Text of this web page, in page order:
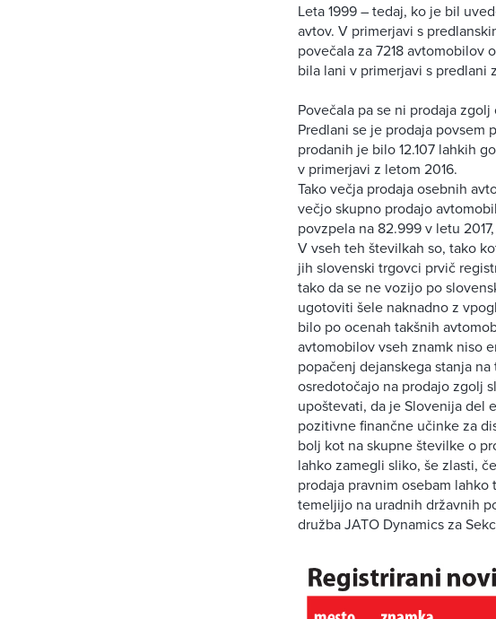
Leta 1999 – tedaj, ko je bil
avtov. V primerjavi s
povečala za 7218 avtomobilov
bila lani v primerjavi s
Povečala pa se ni prodaja
Predlani se je prodaja povsem
prodanih je bilo 12.107 lahkih
v primerjavi z letom 2016.
Tako večja prodaja osebnih
večjo skupno prodajo
povzpela na 82.999 v letu
V vseh teh številkah so, tako
jih slovenski trgovci prvič
tako da se ne vozijo po
ugotoviti šele naknadno z
bilo po ocenah takšnih
avtomobilov vseh znamk niso
popačenj dejanskega stanja
osredotočajo na prodajo zgolj
upoštevati, da je Slovenija del
pozitivne finančne učinke za
bolj kot na skupne številke o
lahko zamegli sliko, še zlasti,
prodaja pravnim osebam
temeljijo na uradnih državnih
družba JATO Dynamics za